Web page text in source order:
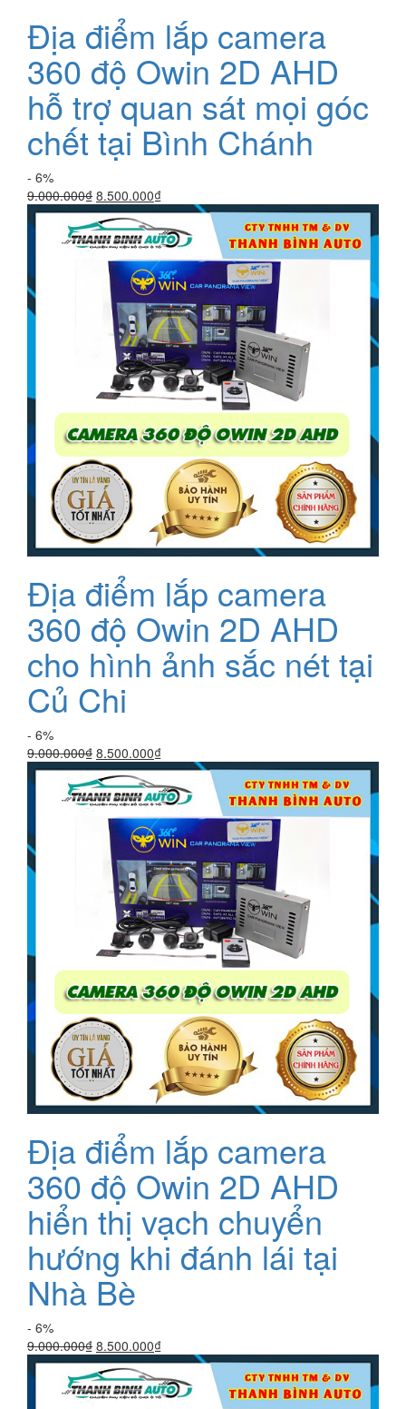
Địa điểm lắp camera
360 độ Owin 2D AHD
hỗ trợ quan sát mọi góc
chết tại Bình Chánh
- 6%
9.000.000₫ Giá
gốc
là:
9.000.000₫.
8.500.000₫Giá
hiện
tại
là:
8.500.000₫.
Địa điểm lắp camera
360 độ Owin 2D AHD
cho hình ảnh sắc nét tại
Củ Chi
- 6%
9.000.000₫ Giá
gốc
là:
9.000.000₫.
8.500.000₫Giá
hiện
tại
là:
8.500.000₫.
Địa điểm lắp camera
360 độ Owin 2D AHD
hiển thị vạch chuyển
hướng khi đánh lái tại
Nhà Bè
- 6%
9.000.000₫ Giá
gốc
là:
9.000.000₫.
8.500.000₫Giá
hiện
tại
là: